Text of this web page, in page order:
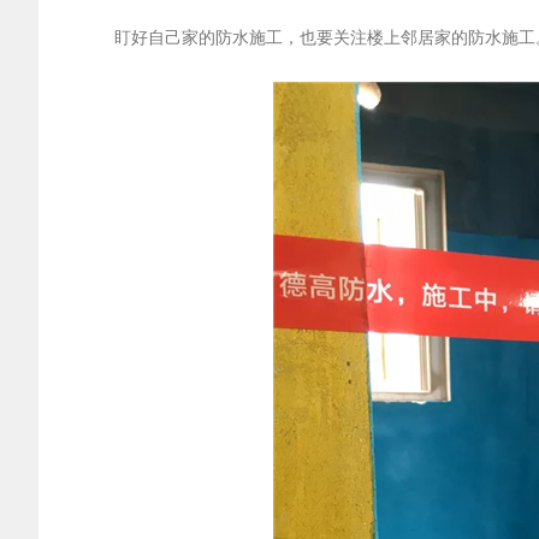
盯好自己家的防水施工，也要关注楼上邻居家的防水施工